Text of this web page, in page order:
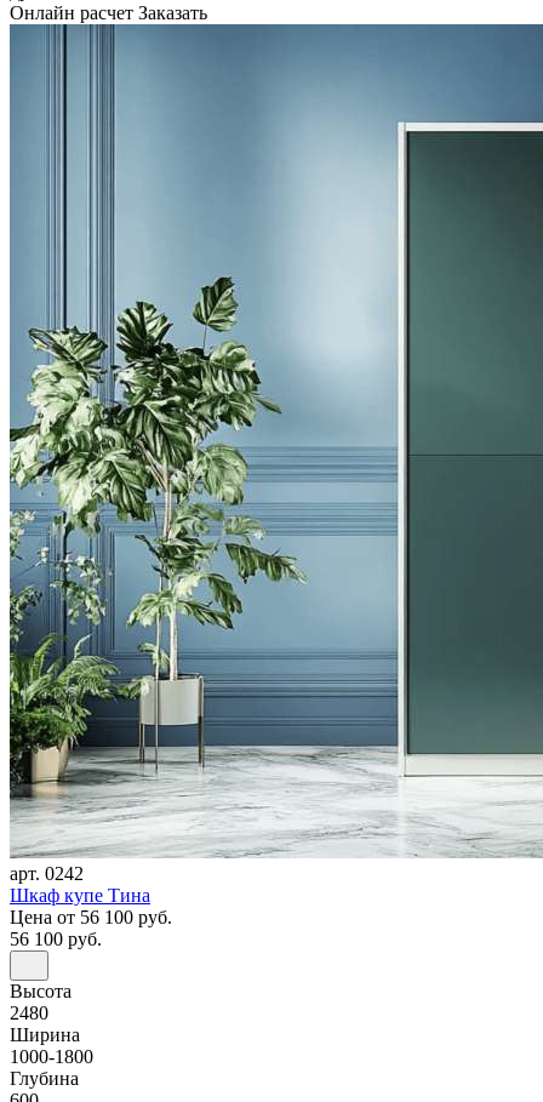
Онлайн расчет Заказать
арт. 0242
Шкаф купе Тина
Цена от 56 100 руб.
56 100 руб.
Высота
2480
Ширина
1000-1800
Глубина